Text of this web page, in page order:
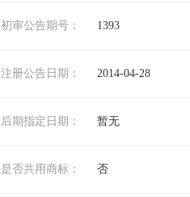
初审公告期号： 1393
注册公告日期： 2014-04-28
后期指定日期： 暂无
是否共用商标： 否